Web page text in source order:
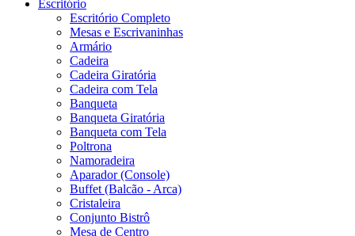
Escritório
Escritório Completo
Mesas e Escrivaninhas
Armário
Cadeira
Cadeira Giratória
Cadeira com Tela
Banqueta
Banqueta Giratória
Banqueta com Tela
Poltrona
Namoradeira
Aparador (Console)
Buffet (Balcão - Arca)
Cristaleira
Conjunto Bistrô
Mesa de Centro